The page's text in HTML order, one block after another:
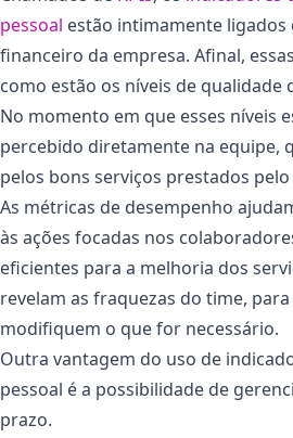
pessoal estão intimamente ligados
financeiro da empresa. Afinal,
como estão os níveis de qualidade
No momento em que esses níveis
percebido diretamente na equipe,
pelos bons serviços prestados pelo
As métricas de desempenho
às ações focadas nos
eficientes para a melhoria dos
revelam as fraquezas do time,
modifiquem o que for necessário.
Outra vantagem do uso de
pessoal é a possibilidade de
prazo.